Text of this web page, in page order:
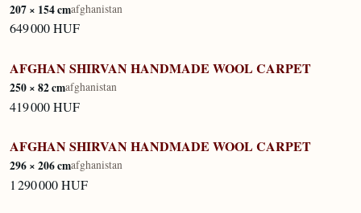
207 × 154 cmafghanistan
649 000 HUF
KÉSZLETEN
AFGHAN SHIRVAN HANDMADE WOOL CARPET
250 × 82 cmafghanistan
419 000 HUF
KÉSZLETEN
AFGHAN SHIRVAN HANDMADE WOOL CARPET
296 × 206 cmafghanistan
1 290 000 HUF